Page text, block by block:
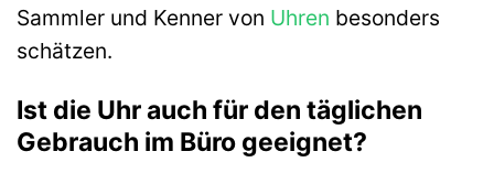
Sammler und Kenner von Uhren besonders
schätzen.
Ist die Uhr auch für den täglichen
Gebrauch im Büro geeignet?